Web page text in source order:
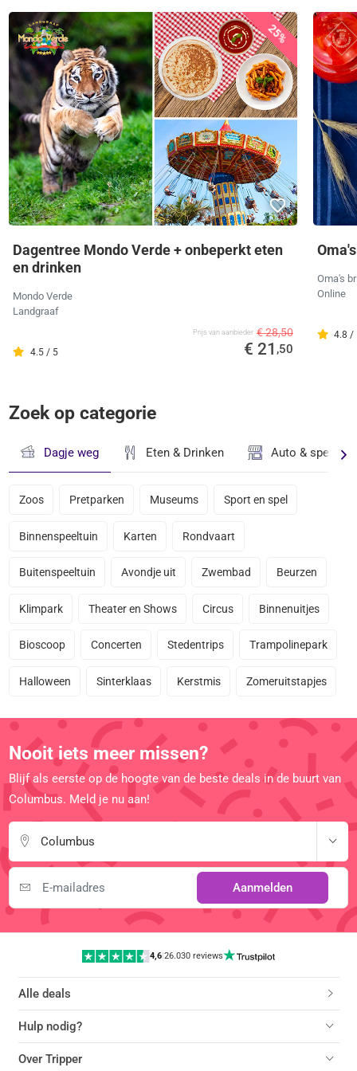
25%
Dagentree Mondo Verde + onbeperkt eten
en drinken
Mondo Verde
Landgraaf
4.5 / 5
Prijs van aanbieder € 28,50
€ 21 ,50
Oma's
Online
4.8 /
Zoek op categorie
Dagje weg Eten & Drinken Auto &
Zoos Pretparken Museums Sport en spel
Binnenspeeltuin Karten Rondvaart
Buitenspeeltuin Avondje uit Zwembad Beurzen
Klimpark Theater en Shows Circus Binnenuitjes
Bioscoop Concerten Stedentrips Trampolinepark
Halloween Sinterklaas Kerstmis Zomeruitstapjes
Nooit iets meer missen?
Blijf als eerste op de hoogte van de beste deals in de buurt van
Columbus. Meld je nu aan!
Columbus
Aanmelden
4,6|26.030 reviews
Alle deals
Hulp nodig?
Over Tripper